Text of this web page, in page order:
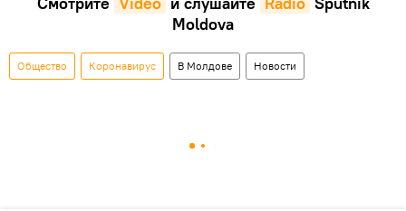
Moldova
Общество Коронавирус В Молдове Новости